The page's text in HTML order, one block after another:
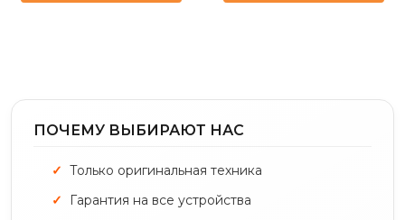
ПОЧЕМУ ВЫБИРАЮТ НАС
Только оригинальная техника
Гарантия на все устройства